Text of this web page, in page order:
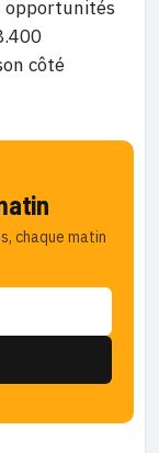
opportunités
côté
chaque matin